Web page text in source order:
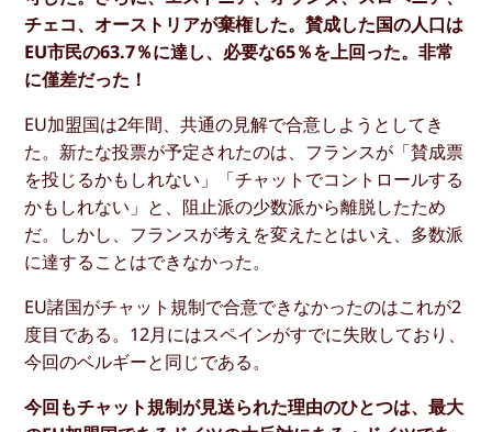
チェコ、オーストリアが棄権した。賛成した国の人口は
EU市民の63.7％に達し、必要な65％を上回った。非常
に僅差だった！
EU加盟国は2年間、共通の見解で合意しようとしてき
た。新たな投票が予定されたのは、フランスが「賛成票
を投じるかもしれない」「チャットでコントロールする
かもしれない」と、阻止派の少数派から離脱したため
だ。しかし、フランスが考えを変えたとはいえ、多数派
に達することはできなかった。
EU諸国がチャット規制で合意できなかったのはこれが2
度目である。12月にはスペインがすでに失敗しており、
今回のベルギーと同じである。
今回もチャット規制が見送られた理由のひとつは、最大